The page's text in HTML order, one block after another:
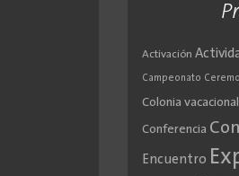
Activación
Campeonato
Colonia vacacional
Conferencia
Encuentro